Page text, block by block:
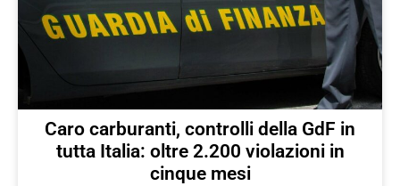
Caro carburanti, controlli della GdF in
tutta Italia: oltre 2.200 violazioni in
cinque mesi